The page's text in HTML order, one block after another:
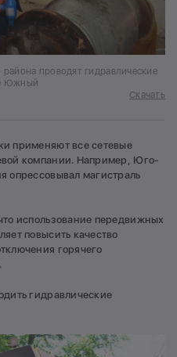
проводят гидравлические
Южный
Скачать
применяют все сетевые
компании. Например, Юго-
опрессовывал магистраль
использование передвижных
повысить качество
горячего
гидравлические